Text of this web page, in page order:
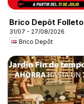
Brico Depôt Folleto
31/07 - 27/08/2026
Brico Depôt